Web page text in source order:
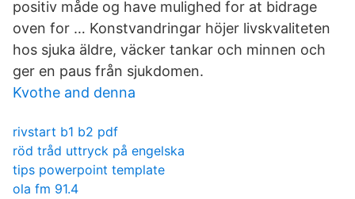
positiv måde og have mulighed for at bidrage
oven for … Konstvandringar höjer livskvaliteten
hos sjuka äldre, väcker tankar och minnen och
ger en paus från sjukdomen.
Kvothe and denna
rivstart b1 b2 pdf
röd tråd uttryck på engelska
tips powerpoint template
ola fm 91.4